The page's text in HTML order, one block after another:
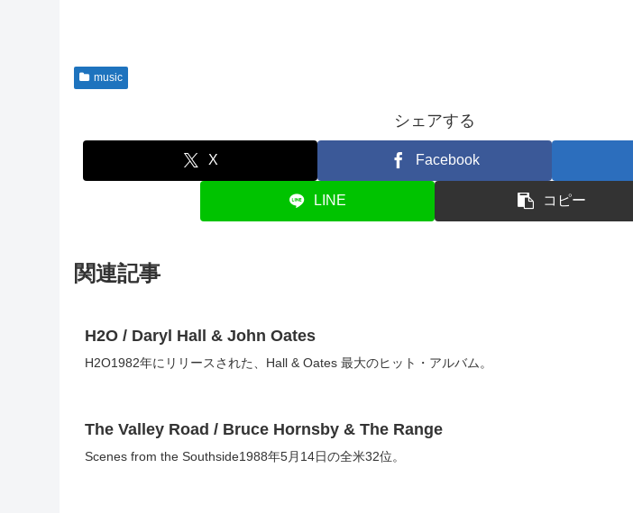
music
シェアする
X Facebook
LINE コピー
関連記事
H2O / Daryl Hall & John Oates
H2O1982年にリリースされた、Hall & Oates 最大のヒット・アルバム。
The Valley Road / Bruce Hornsby & The Range
Scenes from the Southside1988年5月14日の全米32位。